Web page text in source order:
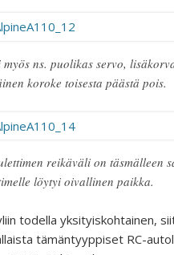
ns. puolikas servo,
koroke toisesta päästä pois.
reikäväli on täsmälleen
löytyi oivallinen paikka.
todella yksityiskohtainen,
tämäntyyppiset RC-